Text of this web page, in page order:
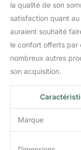
la qualité de son
satisfaction quant
auraient souhaité
le confort offerts par
nombreux autres
son acquisition.
Marque